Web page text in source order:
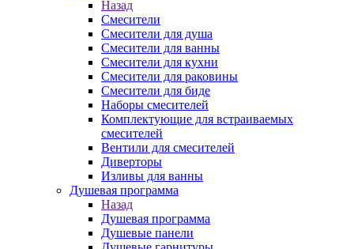
Назад
Смесители
Смесители для душа
Смесители для ванны
Смесители для кухни
Смесители для раковины
Смесители для биде
Наборы смесителей
Комплектующие для встраиваемых
смесителей
Вентили для смесителей
Диверторы
Изливы для ванны
Душевая программа
Назад
Душевая программа
Душевые панели